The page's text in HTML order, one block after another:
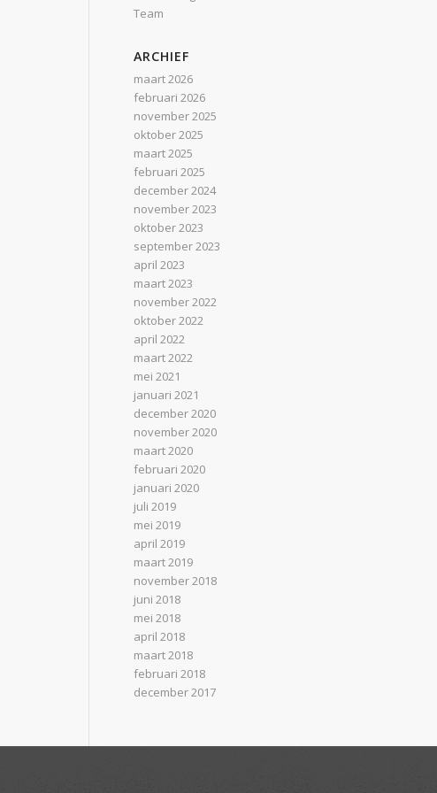
Team
ARCHIEF
maart 2026
februari 2026
november 2025
oktober 2025
maart 2025
februari 2025
december 2024
november 2023
oktober 2023
september 2023
april 2023
maart 2023
november 2022
oktober 2022
april 2022
maart 2022
mei 2021
januari 2021
december 2020
november 2020
maart 2020
februari 2020
januari 2020
juli 2019
mei 2019
april 2019
maart 2019
november 2018
juni 2018
mei 2018
april 2018
maart 2018
februari 2018
december 2017